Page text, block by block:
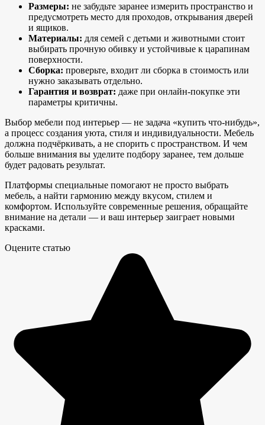
Размеры: не забудьте заранее измерить пространство и
предусмотреть место для проходов, открывания дверей
и ящиков.
Материалы: для семей с детьми и животными стоит
выбирать прочную обивку и устойчивые к царапинам
поверхности.
Сборка: проверьте, входит ли сборка в стоимость или
нужно заказывать отдельно.
Гарантия и возврат: даже при онлайн-покупке эти
параметры критичны.
Выбор мебели под интерьер — не задача «купить что-нибудь»,
а процесс создания уюта, стиля и индивидуальности. Мебель
должна подчёркивать, а не спорить с пространством. И чем
больше внимания вы уделите подбору заранее, тем дольше
будет радовать результат.
Платформы специальные помогают не просто выбрать
мебель, а найти гармонию между вкусом, стилем и
комфортом. Используйте современные решения, обращайте
внимание на детали — и ваш интерьер заиграет новыми
красками.
Оцените статью